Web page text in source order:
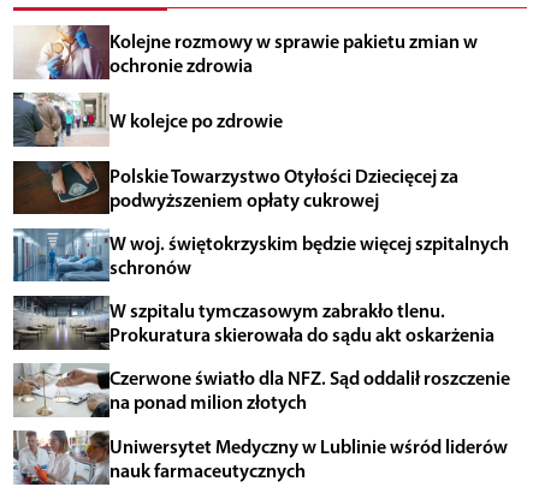
Kolejne rozmowy w sprawie pakietu zmian w
ochronie zdrowia
W kolejce po zdrowie
Polskie Towarzystwo Otyłości Dziecięcej za
podwyższeniem opłaty cukrowej
W woj. świętokrzyskim będzie więcej szpitalnych
schronów
W szpitalu tymczasowym zabrakło tlenu.
Prokuratura skierowała do sądu akt oskarżenia
Czerwone światło dla NFZ. Sąd oddalił roszczenie
na ponad milion złotych
Uniwersytet Medyczny w Lublinie wśród liderów
nauk farmaceutycznych